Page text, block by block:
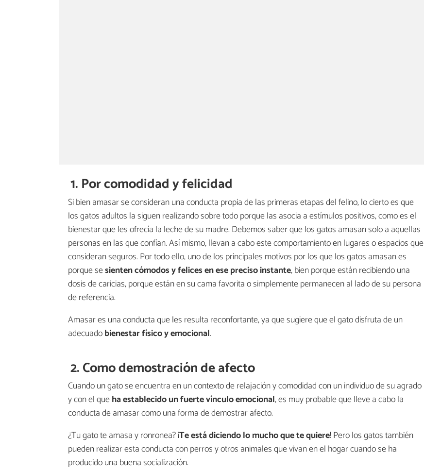
1. Por comodidad y felicidad
Si bien amasar se consideran una conducta propia de las primeras etapas del felino, lo cierto es que
los gatos adultos la siguen realizando sobre todo porque las asocia a estímulos positivos, como es el
bienestar que les ofrecía la leche de su madre. Debemos saber que los gatos amasan solo a aquellas
personas en las que confían. Así mismo, llevan a cabo este comportamiento en lugares o espacios que
consideran seguros. Por todo ello, uno de los principales motivos por los que los gatos amasan es
porque sesienten cómodos y felices en ese preciso instante, bien porque están recibiendo una
dosis de caricias, porque están en su cama favorita o simplemente permanecen al lado de su persona
de referencia.
Amasar es una conducta que les resulta reconfortante, ya que sugiere que el gato disfruta de un
adecuadobienestar físico y emocional.
2. Como demostración de afecto
Cuando un gato se encuentra en un contexto de relajación y comodidad con un individuo de su agrado
y con el queha establecido un fuerte vínculo emocional, es muy probable que lleve a cabo la
conducta de amasar como una forma de demostrar afecto.
¿Tu gato te amasa y ronronea? ¡Te está diciendo lo mucho que te quiere! Pero los gatos también
pueden realizar esta conducta con perros y otros animales que vivan en el hogar cuando se ha
producido una buena socialización.